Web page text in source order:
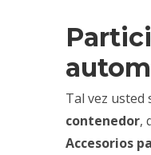
Tal vez usted
contenedor,
Accesorios